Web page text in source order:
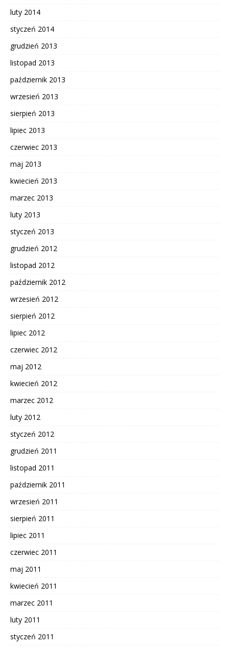
luty 2014
styczeń 2014
grudzień 2013
listopad 2013
październik 2013
wrzesień 2013
sierpień 2013
lipiec 2013
czerwiec 2013
maj 2013
kwiecień 2013
marzec 2013
luty 2013
styczeń 2013
grudzień 2012
listopad 2012
październik 2012
wrzesień 2012
sierpień 2012
lipiec 2012
czerwiec 2012
maj 2012
kwiecień 2012
marzec 2012
luty 2012
styczeń 2012
grudzień 2011
listopad 2011
październik 2011
wrzesień 2011
sierpień 2011
lipiec 2011
czerwiec 2011
maj 2011
kwiecień 2011
marzec 2011
luty 2011
styczeń 2011